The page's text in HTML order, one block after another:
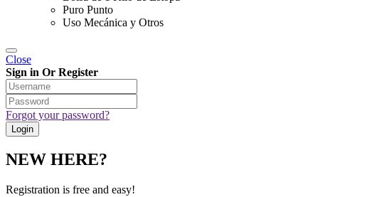
Puro Punto
Uso Mecánica y Otros
Close
Sign in Or Register
Forgot your password?
NEW HERE?
Registration is free and easy!